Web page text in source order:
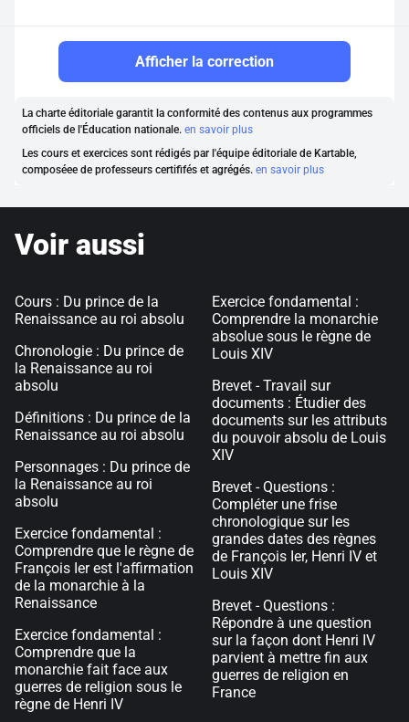
Afficher la correction
La charte éditoriale garantit la conformité des contenus aux programmes
officiels de l'Éducation nationale. en savoir plus
Les cours et exercices sont rédigés par l'équipe éditoriale de Kartable,
composéee de professeurs certififés et agrégés. en savoir plus
Voir aussi
Cours : Du prince de la
Renaissance au roi absolu
Chronologie : Du prince de
la Renaissance au roi
absolu
Définitions : Du prince de la
Renaissance au roi absolu
Personnages : Du prince de
la Renaissance au roi
absolu
Exercice fondamental :
Comprendre que le règne de
François Ier est l'affirmation
de la monarchie à la
Renaissance
Exercice fondamental :
Comprendre que la
monarchie fait face aux
guerres de religion sous le
règne de Henri IV
Exercice fondamental :
Comprendre la monarchie
absolue sous le règne de
Louis XIV
Brevet - Travail sur
documents : Étudier des
documents sur les attributs
du pouvoir absolu de Louis
XIV
Brevet - Questions :
Compléter une frise
chronologique sur les
grandes dates des règnes
de François Ier, Henri IV et
Louis XIV
Brevet - Questions :
Répondre à une question
sur la façon dont Henri IV
parvient à mettre fin aux
guerres de religion en
France